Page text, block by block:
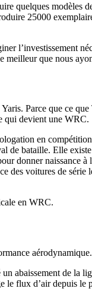
quelques
25000
l’investissement
que nous
Parce que ce
qui devient une WRC.
en
de bataille. Elle
donner naissance
des voitures de
en WRC.
abaissement de
flux d’air depuis le